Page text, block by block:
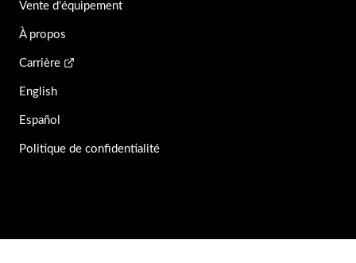
Vente d'équipement
À propos
Carrière
English
Español
Politique de confidentialité